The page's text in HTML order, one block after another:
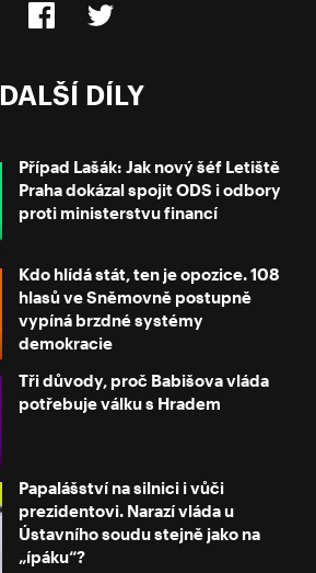
DALŠÍ DÍLY
Případ Lašák: Jak nový šéf Letiště
Praha dokázal spojit ODS i odbory
proti ministerstvu financí
Kdo hlídá stát, ten je opozice. 108
hlasů ve Sněmovně postupně
vypíná brzdné systémy
demokracie
Tři důvody, proč Babišova vláda
potřebuje válku s Hradem
Papalášství na silnici i vůči
prezidentovi. Narazí vláda u
Ústavního soudu stejně jako na
„ípáku“?